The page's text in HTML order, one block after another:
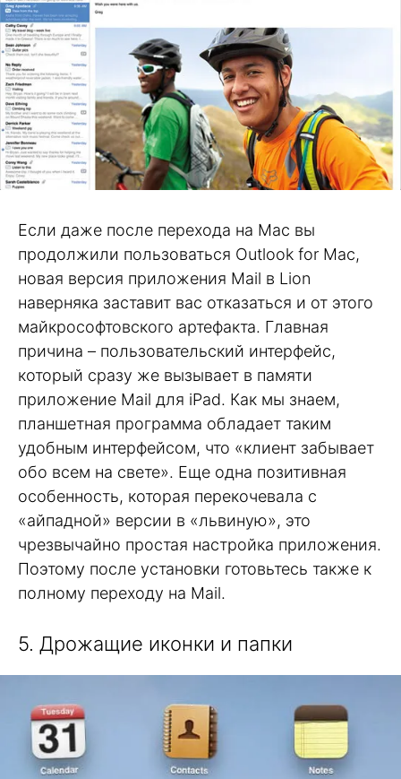
Если даже после перехода на Mac вы
продолжили пользоваться Outlook for Mac,
новая версия приложения Mail в Lion
наверняка заставит вас отказаться и от этого
майкрософтовского артефакта. Главная
причина – пользовательский интерфейс,
который сразу же вызывает в памяти
приложение Mail для iPad. Как мы знаем,
планшетная программа обладает таким
удобным интерфейсом, что «клиент забывает
обо всем на свете». Еще одна позитивная
особенность, которая перекочевала с
«айпадной» версии в «львиную», это
чрезвычайно простая настройка приложения.
Поэтому после установки готовьтесь также к
полному переходу на Mail.
5. Дрожащие иконки и папки